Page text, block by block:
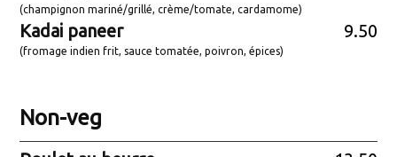
(champignon mariné/grillé, crème/tomate, cardamome)
Kadai paneer
(fromage indien frit, sauce tomatée, poivron, épices)
9.50
Non-veg